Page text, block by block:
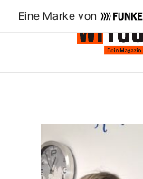
Eine Marke von